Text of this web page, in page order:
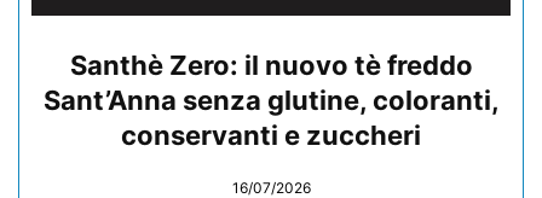
Santhè Zero: il nuovo tè freddo
Sant’Anna senza glutine, coloranti,
conservanti e zuccheri
16/07/2026